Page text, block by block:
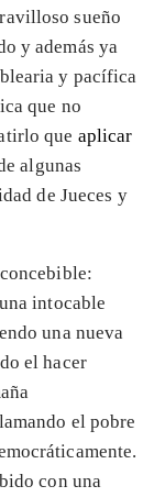
sueño
y además ya
y pacífica
que no
que aplicar
algunas
de Jueces y
intocable
una nueva
el hacer
el pobre
con una